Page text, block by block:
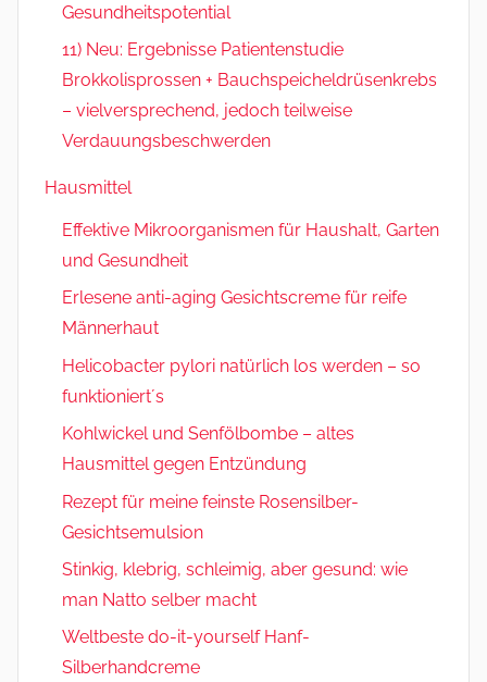
Gesundheitspotential
11) Neu: Ergebnisse Patientenstudie
Brokkolisprossen + Bauchspeicheldrüsenkrebs
– vielversprechend, jedoch teilweise
Verdauungsbeschwerden
Hausmittel
Effektive Mikroorganismen für Haushalt, Garten
und Gesundheit
Erlesene anti-aging Gesichtscreme für reife
Männerhaut
Helicobacter pylori natürlich los werden – so
funktioniert´s
Kohlwickel und Senfölbombe – altes
Hausmittel gegen Entzündung
Rezept für meine feinste Rosensilber-
Gesichtsemulsion
Stinkig, klebrig, schleimig, aber gesund: wie
man Natto selber macht
Weltbeste do-it-yourself Hanf-
Silberhandcreme